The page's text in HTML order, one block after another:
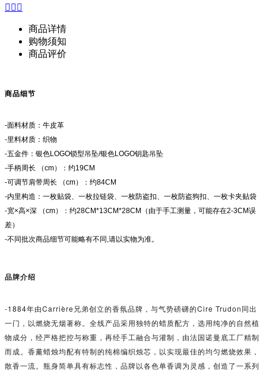
  
商品详情
购物须知
商品评价
商品细节
-面料材质：牛皮革
-里料材质：织物
-五金件：银色LOGO锁型吊坠/银色LOGO钥匙吊坠
-手柄周长 （cm）：约19CM
-可调节肩带周长 （cm）：约84CM
-内里构造：一枚贴袋、一枚拉链袋、一枚防盗扣、一枚防盗狗扣、一枚卡夹贴袋
-宽×高×深 （cm）：约28CM*13CM*28CM（由于手工测量，可能存在2-3CM误
差）
-不同批次商品细节可能略有不同,请以实物为准。
品牌介绍
-1884年由Carrière兄弟创立的香氛品牌，与气势磅礴的Cire Trudon同出
一门，以燃烧无烟著称。全线产品采用独特的蜡质配方，选用纯净的自然植
物成分，经严格把控与称重，再经手工融合与灌制，由法国诺曼底工厂精制
而成。香薰蜡烛均配有特制的纯棉编织烛芯，以实现最佳的均匀燃烧效果，
散香一流。瓶身简单具有标志性，品牌以各色单香调为灵感，创造了一系列